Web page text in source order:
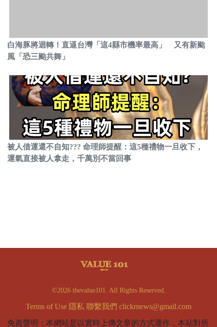
白海豚將迴轉！直逼台灣「這4縣市機率最高」 又有新颱
風「恐三颱共舞」
被人借運還不自知??? 命理師提醒：這5種禮物一旦收下，
運氣直接被人拿走，千萬別不當回事
©2026 thevalue101. All Rights Reserved.
Terms of Use 隱私 聯繫我們 clickrnews@gmail.com
免責聲明：本網站是以實時上傳文章的方式運作，本站對所